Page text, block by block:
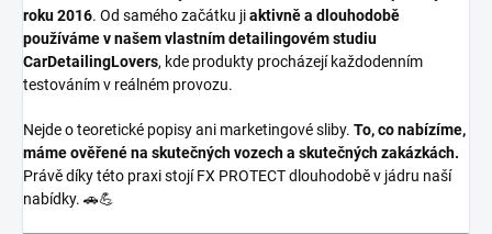
roku 2016. Od samého začátku jiaktivně a dlouhodobě
používáme v našem vlastním detailingovém studiu
CarDetailingLovers, kde produkty procházejí každodenním
testováním v reálném provozu.
Nejde o teoretické popisy ani marketingové sliby. To, co nabízíme,
máme ověřené na skutečných vozech a skutečných zakázkách.
Právě díky této praxi stojí FX PROTECT dlouhodobě v jádru naší
nabídky. 🚗💪